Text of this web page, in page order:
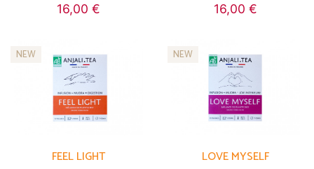
16,00 € 16,00 €
NEW
FEEL LIGHT
NEW
LOVE MYSELF